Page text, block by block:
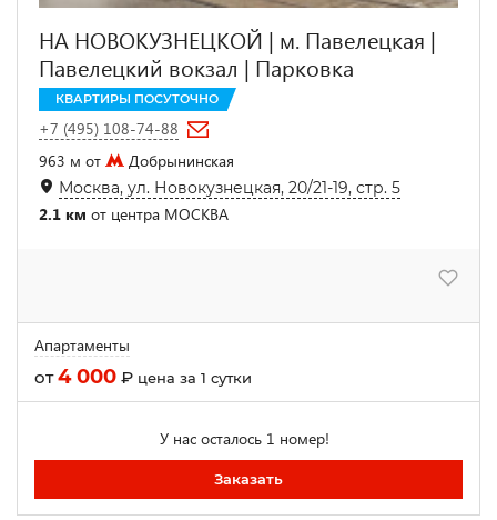
НА НОВОКУЗНЕЦКОЙ | м. Павелецкая |
Павелецкий вокзал | Парковка
КВАРТИРЫ ПОСУТОЧНО
+7 (495) 108-74-88
963 м от
Добрынинская
Москва, ул. Новокузнецкая, 20/21-19, стр. 5
2.1 км от центра МОСКВА
Апартаменты
от4 000 ₽ цена за 1 сутки
У нас осталось 1 номер!
Заказать